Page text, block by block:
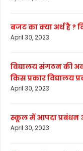
बजट का क्या अर्थ है ?
April 30, 2023
विद्यालय संगठन की
किस प्रकार विद्यालय
April 30, 2023
स्कूल में आपदा प्रबंधन
April 30, 2023